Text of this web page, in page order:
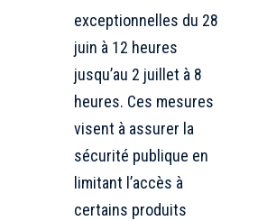
exceptionnelles du 28
juin à 12 heures
jusqu’au 2 juillet à 8
heures. Ces mesures
visent à assurer la
sécurité publique en
limitant l’accès à
certains produits